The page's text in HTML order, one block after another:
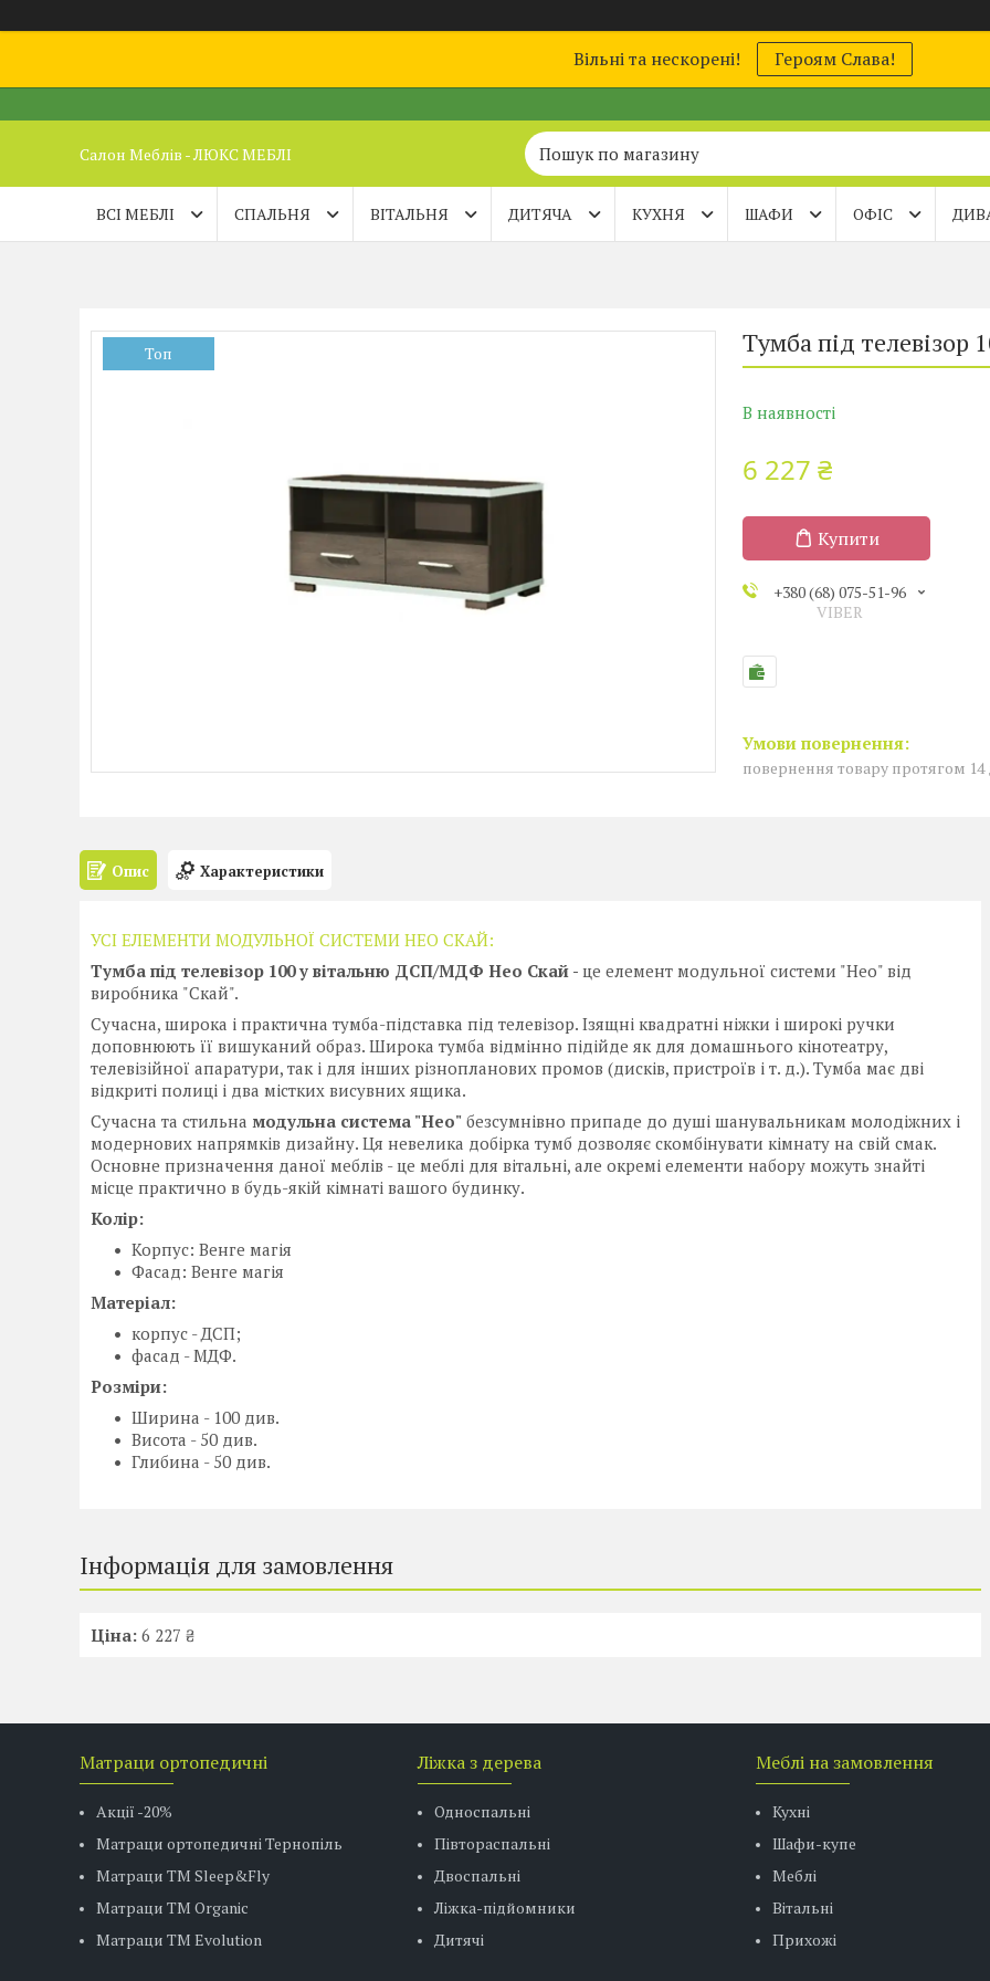
Вільні та нескорені! Героям Слава!
Салон Меблів - ЛЮКС МЕБЛІ
ВСІ МЕБЛІ СПАЛЬНЯ ВІТАЛЬНЯ ДИТЯЧА КУХНЯ ШАФИ ОФІС
Топ Тумба під
В наявності
6 227 ₴
Купити
+380 (68) 075-51-96
VIBER
повернення товару протягом 14
Опис Характеристики
УСІ ЕЛЕМЕНТИ МОДУЛЬНОЇ СИСТЕМИ НЕО СКАЙ:
Тумба під телевізор 100 у вітальню ДСП/МДФ Нео Скай - це елемент модульної системи "Нео" від
виробника "Скай".
Сучасна, широка і практична тумба-підставка під телевізор. Ізящні квадратні ніжки і широкі ручки
доповнюють її вишуканий образ. Широка тумба відмінно підійде як для домашнього кінотеатру,
телевізійної апаратури, так і для інших різнопланових промов (дисків, пристроїв і т. д.). Тумба має дві
відкриті полиці і два містких висувних ящика.
Сучасна та стильна модульна система "Нео" безсумнівно припаде до душі шанувальникам молодіжних і
модернових напрямків дизайну. Ця невелика добірка тумб дозволяє скомбінувати кімнату на свій смак.
Основне призначення даної меблів - це меблі для вітальні, але окремі елементи набору можуть знайті
місце практично в будь-якій кімнаті вашого будинку.
Колір:
Корпус: Венге магія
Фасад: Венге магія
Матеріал:
корпус - ДСП;
фасад - МДФ.
Розміри:
Ширина - 100 див.
Висота - 50 див.
Глибина - 50 див.
Інформація для замовлення
Ціна: 6 227 ₴
Матраци ортопедичні
Акції -20%
Матраци ортопедичні Тернопіль
Матраци ТМ Sleep&Fly
Матраци TM Organic
Матраци ТМ Evolution
Ліжка з дерева
Односпальні
Півтораспальні
Двоспальні
Ліжка-підйомники
Дитячі
Меблі на замовлення
Кухні
Шафи-купе
Меблі
Вітальні
Прихожі